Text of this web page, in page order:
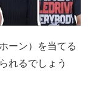
ーン）を当てる
れるでしょう